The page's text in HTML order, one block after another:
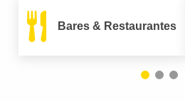
Bares & Restaurantes